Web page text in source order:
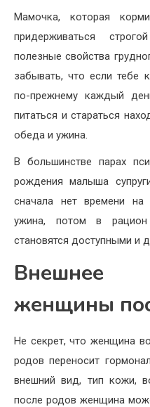
Мамочка, которая
придерживаться
полезные свойства
забывать, что если тебе
по-прежнему каждый
питаться и стараться
обеда и ужина.
В большинстве парах
рождения малыша
сначала нет времени на
ужина, потом в
становятся доступными и
Внешнее
женщины
Не секрет, что женщина
родов переносит
внешний вид, тип кожи,
после родов женщина